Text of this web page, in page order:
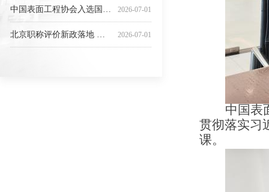
中国表
贯彻落实习
课。
2026-07-01
2026-07-01